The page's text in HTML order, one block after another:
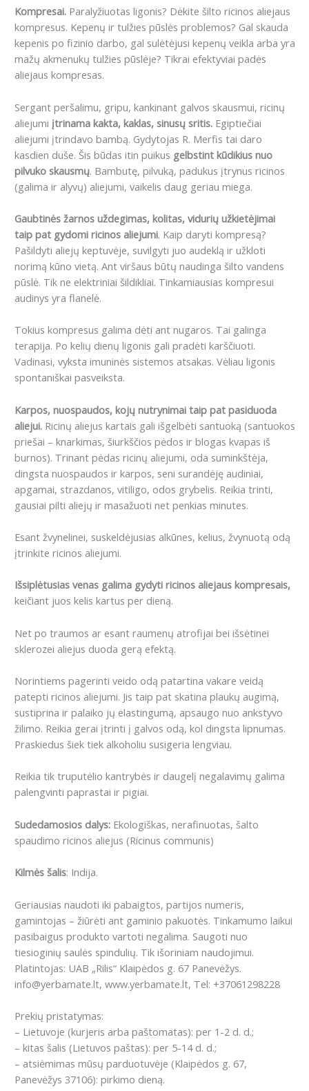
Kompresai. Paralyžiuotas ligonis? Dėkite šilto ricinos aliejaus
kompresus. Kepenų ir tulžies pūslės problemos? Gal skauda
kepenis po fizinio darbo, gal sulėtėjusi kepenų veikla arba yra
mažų akmenukų tulžies pūslėje? Tikrai efektyviai padės
aliejaus kompresas.
Sergant peršalimu, gripu, kankinant galvos skausmui, ricinų
aliejumi įtrinama kakta, kaklas, sinusų sritis. Egiptiečiai
aliejumi įtrindavo bambą. Gydytojas R. Merfis tai daro
kasdien duše. Šis būdas itin puikus gelbstint kūdikius nuo
pilvuko skausmų. Bambutę, pilvuką, padukus įtrynus ricinos
(galima ir alyvų) aliejumi, vaikelis daug geriau miega.
Gaubtinės žarnos uždegimas, kolitas, vidurių užkietėjimai
taip pat gydomi ricinos aliejumi. Kaip daryti kompresą?
Pašildyti aliejų keptuvėje, suvilgyti juo audeklą ir užkloti
norimą kūno vietą. Ant viršaus būtų naudinga šilto vandens
pūslė. Tik ne elektriniai šildikliai. Tinkamiausias kompresui
audinys yra flanelė.
Tokius kompresus galima dėti ant nugaros. Tai galinga
terapija. Po kelių dienų ligonis gali pradėti karščiuoti.
Vadinasi, vyksta imuninės sistemos atsakas. Vėliau ligonis
spontaniškai pasveiksta.
Karpos, nuospaudos, kojų nutrynimai taip pat pasiduoda
aliejui. Ricinų aliejus kartais gali išgelbėti santuoką (santuokos
priešai – knarkimas, šiurkščios pėdos ir blogas kvapas iš
burnos). Trinant pėdas ricinų aliejumi, oda suminkštėja,
dingsta nuospaudos ir karpos, seni surandėję audiniai,
apgamai, strazdanos, vitiligo, odos grybelis. Reikia trinti,
gausiai pilti aliejų ir masažuoti net penkias minutes.
Esant žvynelinei, suskeldėjusias alkūnes, kelius, žvynuotą odą
įtrinkite ricinos aliejumi.
Išsiplėtusias venas galima gydyti ricinos aliejaus kompresais,
keičiant juos kelis kartus per dieną.
Net po traumos ar esant raumenų atrofijai bei išsėtinei
sklerozei aliejus duoda gerą efektą.
Norintiems pagerinti veido odą patartina vakare veidą
patepti ricinos aliejumi. Jis taip pat skatina plaukų augimą,
sustiprina ir palaiko jų elastingumą, apsaugo nuo ankstyvo
žilimo. Reikia gerai įtrinti į galvos odą, kol dingsta lipnumas.
Praskiedus šiek tiek alkoholiu susigeria lengviau.
Reikia tik truputėlio kantrybės ir daugelį negalavimų galima
palengvinti paprastai ir pigiai.
Sudedamosios dalys: Ekologiškas, nerafinuotas, šalto
spaudimo ricinos aliejus (Ricinus communis)
Kilmės šalis: Indija.
Geriausias naudoti iki pabaigtos, partijos numeris,
gamintojas – žiūrėti ant gaminio pakuotės. Tinkamumo laikui
pasibaigus produkto vartoti negalima. Saugoti nuo
tiesioginių saulės spindulių. Tik išoriniam naudojimui.
Platintojas: UAB „Rilis“ Klaipėdos g. 67 Panevėžys.
info@yerbamate.lt, www.yerbamate.lt, Tel: +37061298228
Prekių pristatymas:
– Lietuvoje (kurjeris arba paštomatas): per 1-2 d. d.;
– kitas šalis (Lietuvos paštas): per 5-14 d. d.;
– atsiėmimas mūsų parduotuvėje (Klaipėdos g. 67,
Panevėžys 37106): pirkimo dieną.